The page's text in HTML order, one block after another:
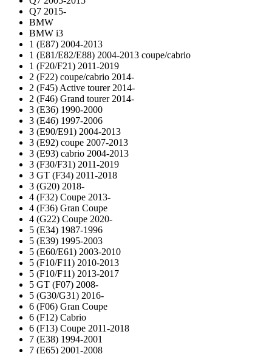
Q7 2015-
BMW
BMW i3
1 (E87) 2004-2013
1 (E81/E82/E88) 2004-2013 coupe/cabrio
1 (F20/F21) 2011-2019
2 (F22) coupe/cabrio 2014-
2 (F45) Active tourer 2014-
2 (F46) Grand tourer 2014-
3 (E36) 1990-2000
3 (E46) 1997-2006
3 (E90/E91) 2004-2013
3 (E92) coupe 2007-2013
3 (E93) cabrio 2004-2013
3 (F30/F31) 2011-2019
3 GT (F34) 2011-2018
3 (G20) 2018-
4 (F32) Coupe 2013-
4 (F36) Gran Coupe
4 (G22) Coupe 2020-
5 (E34) 1987-1996
5 (E39) 1995-2003
5 (E60/E61) 2003-2010
5 (F10/F11) 2010-2013
5 (F10/F11) 2013-2017
5 GT (F07) 2008-
5 (G30/G31) 2016-
6 (F06) Gran Coupe
6 (F12) Cabrio
6 (F13) Coupe 2011-2018
7 (E38) 1994-2001
7 (E65) 2001-2008